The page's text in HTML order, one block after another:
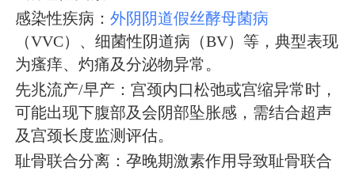
感染性疾病： 外阴阴道假丝酵母菌病
（VVC）、细菌性阴道病（BV）等，典型表现
为瘙痒、灼痛及分泌物异常。
先兆流产/早产：宫颈内口松弛或宫缩异常时，
可能出现下腹部及会阴部坠胀感，需结合超声
及宫颈长度监测评估。
耻骨联合分离：孕晚期激素作用导致耻骨联合